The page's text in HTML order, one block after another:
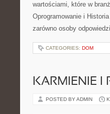
wartościami, które w
Oprogramowanie i
zarówno osoby
CATEGORIES: DOM
KARMIENIE I
POSTED BY ADMIN